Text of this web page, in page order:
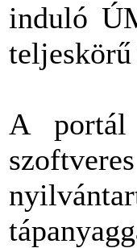
induló
A portál